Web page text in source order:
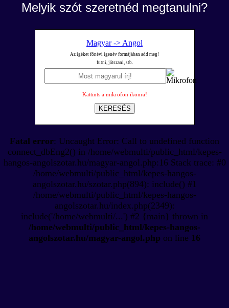
Melyik szót szeretnéd megtanulni?
Magyar -> Angol
Az igéket főnévi igenév formájában add meg!
futni, játszani, stb.
Kattints a mikrofon ikonra!
KERESÉS
Fatal error: Uncaught Error: Call to undefined function
connect_dbEng2() in /home/webmulti/public_html/kepes-
hangos-angolszotar.hu/magyar-angol.php:16 Stack trace: #0
/home/webmulti/public_html/kepes-hangos-
angolszotar.hu/szotar.php(894): include() #1
/home/webmulti/public_html/kepes-hangos-
angolszotar.hu/index.php(2349):
include('/home/webmulti/...') #2 {main} thrown in
/home/webmulti/public_html/kepes-hangos-
angolszotar.hu/magyar-angol.php on line 16